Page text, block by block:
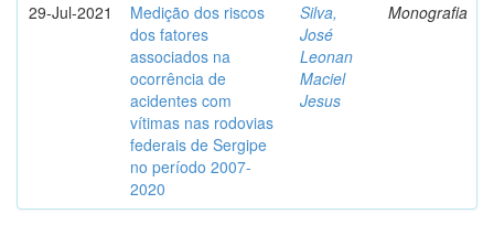
29-Jul-2021
Medição dos riscos
dos fatores
associados na
ocorrência de
acidentes com
vítimas nas rodovias
federais de Sergipe
no período 2007-
2020
Silva,
José
Leonan
Maciel
Jesus
Monografia